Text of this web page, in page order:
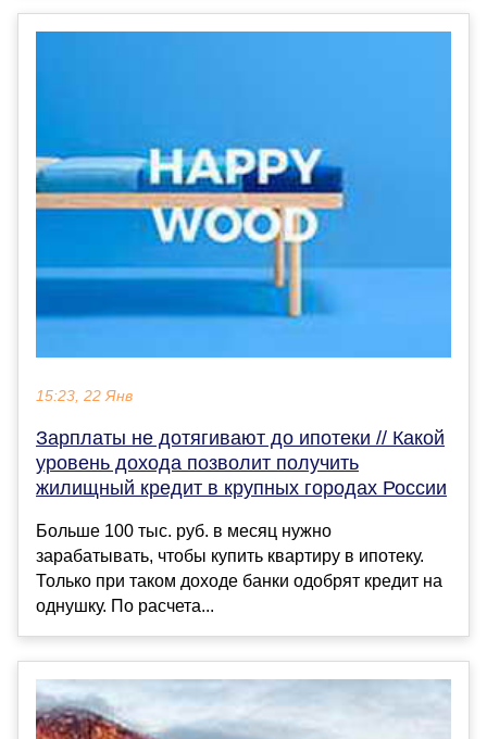
15:23, 22 Янв
Зарплаты не дотягивают до ипотеки // Какой
уровень дохода позволит получить
жилищный кредит в крупных городах России
Больше 100 тыс. руб. в месяц нужно
зарабатывать, чтобы купить квартиру в ипотеку.
Только при таком доходе банки одобрят кредит на
однушку. По расчета...